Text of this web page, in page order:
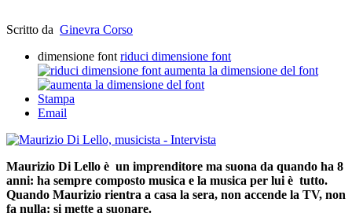
Scritto da Ginevra Corso
dimensione font riduci dimensione font
aumenta la dimensione del font
Stampa
Email
Maurizio Di Lello è un imprenditore ma suona da quando ha 8
anni: ha sempre composto musica e la musica per lui è tutto.
Quando Maurizio rientra a casa la sera, non accende la TV, non
fa nulla: si mette a suonare.